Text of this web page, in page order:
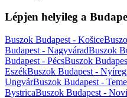
Lépjen helyileg a
Buszok Budapest - Košice
Budapest - NagyváradBuszok
Budapest - PécsBuszok
EszékBuszok Budapest -
UngvárBuszok Budapest -
BystricaBuszok Budapest -